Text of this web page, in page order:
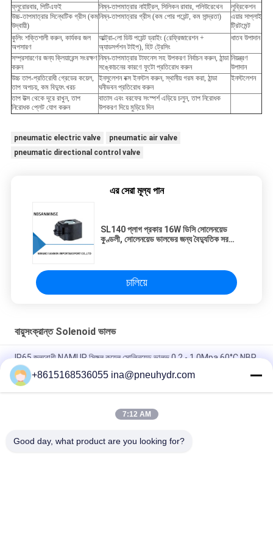
ফ্লুরোরবার, পিটিএফই নিম্ন-তাপমাত্রার নাইট্রিল, সিলিকন রাবার, পলিউরেথেন
লুব্রিকেশন
উচ্চ-তাপমাত্রার সিন্থেটিক গ্রীস (কম
উদ্বায়ী)
নিম্ন-তাপমাত্রার গ্রীস (কম পোর পয়েন্ট, কম সান্দ্রতা)
এয়ার সাপ্লাই
ট্রিটমেন্ট
কুলিং শক্তিশালী করুন, কার্যকর জল
অপসারণ
আল্ট্রা-লো ডিউ পয়েন্ট ড্রাইং (রেফ্রিজারেশন +
অ্যাডসর্পশন টাইপ), হিট ট্রেসিং
ধাতব উপাদান
সম্প্রসারণের জন্য ক্লিয়ারেন্স সংরক্ষণ
করুন
নিম্ন-তাপমাত্রার টাফনেস সহ উপকরণ নির্বাচন করুন, ঠান্ডা
সঙ্কোচনের কারণে ফুটো প্রতিরোধ করুন
নিয়ন্ত্রণ
উপাদান
উচ্চ তাপ-প্রতিরোধী গ্রেডের কয়েল,
তাপ অপচয়, কম বিদ্যুৎ খরচ
ইনসুলেশন বক্স ইনস্টল করুন, স্থানীয় গরম করা, ঠান্ডা
ঘনীভবন প্রতিরোধ করুন
ইনস্টলেশন
তাপ উত্স থেকে দূরে রাখুন, তাপ
নিরোধক প্লেট যোগ করুন
বাতাস এবং বরফের সংস্পর্শ এড়িয়ে চলুন, তাপ নিরোধক
উপকরণ দিয়ে মুড়িয়ে দিন
pneumatic electric valve
pneumatic air valve
pneumatic directional control valve
এর সেরা মূল্য পান
SL140 প্লাগ প্রকার 16W ডিসি সোলেনয়েড
কুণ্ডলী, সোলেনয়েড ভালভের জন্য বৈদ্যুতিক সরঞ্জাম
চালিয়ে
বায়ুসংক্রান্ত Solenoid ভালভ
IP65 জলরোধী NAMUR সিঙ্গল কয়েল সোলিনয়েড ভালভ 0.2 - 1.0Mpa 60°C NBR
PUR সিল
FV-L10 ইন-লাইন ৫-ওয়ে নিউম্যাটিক সোলিনয়েড ভালভ M7
DOOS লিড - টাইপ সিরিজ সলিনয়েড ভালভ কুণ্ডলী DC24V ডিসি 29W পালস ভালভ
+8615168536055 ina@pneuhydr.com
7:12 AM
Good day, what product are you looking for?